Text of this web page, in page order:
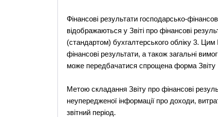
Фінансові результати господарсько-
відображаються у Звіті про фінансові
(стандартом) бухгалтерського обліку 3.
фінансові результати, а також загальні
може передбачатися спрощена форма Звіту
Метою складання Звіту про фінансові
неупередженої інформації про доходи,
звітний період.